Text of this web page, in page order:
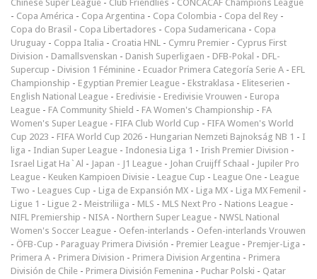
Chinese Super League - Club Friendlies - CONCACAF Champions League
- Copa América - Copa Argentina - Copa Colombia - Copa del Rey -
Copa do Brasil - Copa Libertadores - Copa Sudamericana - Copa
Uruguay - Coppa Italia - Croatia HNL - Cymru Premier - Cyprus First
Division - Damallsvenskan - Danish Superligaen - DFB-Pokal - DFL-
Supercup - Division 1 Féminine - Ecuador Primera Categoría Serie A - EFL
Championship - Egyptian Premier League - Ekstraklasa - Eliteserien -
English National League - Eredivisie - Eredivisie Vrouwen - Europa
League - FA Community Shield - FA Women's Championship - FA
Women's Super League - FIFA Club World Cup - FIFA Women's World
Cup 2023 - FIFA World Cup 2026 - Hungarian Nemzeti Bajnokság NB 1 - I
liga - Indian Super League - Indonesia Liga 1 - Irish Premier Division -
Israel Ligat Ha`Al - Japan - J1 League - Johan Cruijff Schaal - Jupiler Pro
League - Keuken Kampioen Divisie - League Cup - League One - League
Two - Leagues Cup - Liga de Expansión MX - Liga MX - Liga MX Femenil -
Ligue 1 - Ligue 2 - Meistriliiga - MLS - MLS Next Pro - Nations League -
NIFL Premiership - NISA - Northern Super League - NWSL National
Women's Soccer League - Oefen-interlands - Oefen-interlands Vrouwen
- ÖFB-Cup - Paraguay Primera División - Premier League - Premjer-Liga -
Primera A - Primera Division - Primera Division Argentina - Primera
División de Chile - Primera División Femenina - Puchar Polski - Qatar